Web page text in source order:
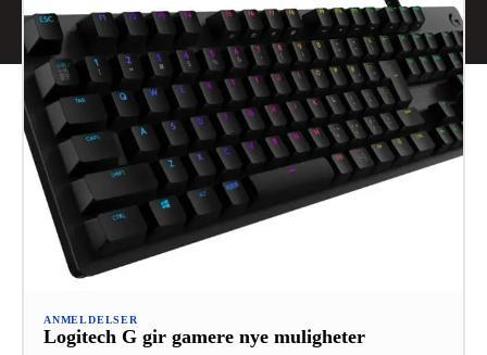
ANMELDELSER
Logitech G gir gamere nye muligheter